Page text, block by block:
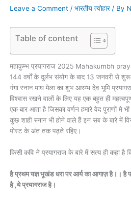
Leave a Comment / भारतीय त्योहार/ By
Table of content
महाकुम्भ प्रयागराज 2025 Mahakumbh
144 वर्षों के दुर्लभ संयोग के बाद 13 जनवरी से
गंगा स्नान माघ मेला का शुभ आरम्भ देव भूमि
विश्वास रखने वालों के लिए यह एक बहुत ही
एक बार आता है जिसका वर्णन हमारे वेद पुराणों मे
कुछ शाही स्नान भी होने वाले हैं इन सब के बारे में
पोस्ट के अंत तक पढ़ते रहिए।
किसी कवि ने प्रयागराज के बारे में सत्य ही कहा है
है प्रथम यज्ञ भूखंड धरा पर आर्य का आगाज़ है।। है
है ,ये प्रयागराज है।